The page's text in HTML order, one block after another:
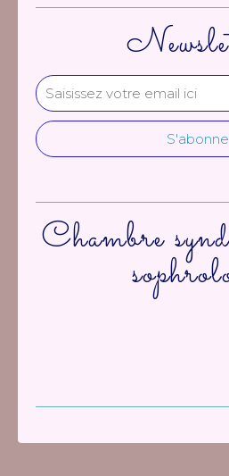
Chambre